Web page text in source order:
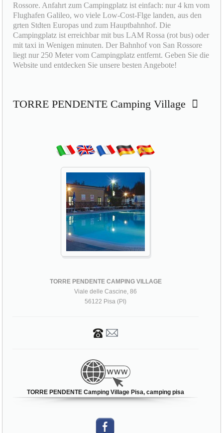
Rossore. Anfahrt zum Campingplatz ist einfach: nur 4 km vom
Flughafen Galileo, wo viele Low-Cost-Flge landen, aus den
grten Stdten Europas und zum Hauptbahnhof. Die
Campingplatz ist erreichbar mit bus LAM Rossa (rot bus) oder
mit taxi in Wenigen minuten. Der Bahnhof von San Rossore
liegt nur 250 Meter vom Campingplatz entfernt. Geben Sie die
Website und entdecken Sie unsere besten Angebote!
TORRE PENDENTE Camping Village
TORRE PENDENTE CAMPING VILLAGE
Viale delle Cascine, 86
56122 Pisa (PI)
TORRE PENDENTE Camping Village Pisa, camping pisa